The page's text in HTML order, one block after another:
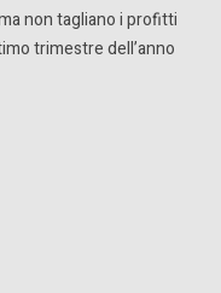
non tagliano i profitti
trimestre dell’anno